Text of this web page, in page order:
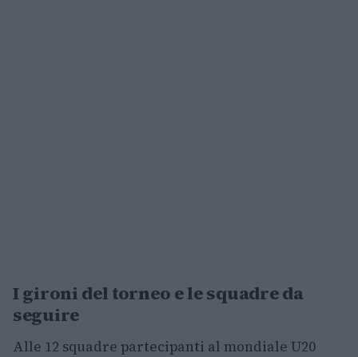
I gironi del torneo e le squadre da
seguire
Alle 12 squadre partecipanti al mondiale U20